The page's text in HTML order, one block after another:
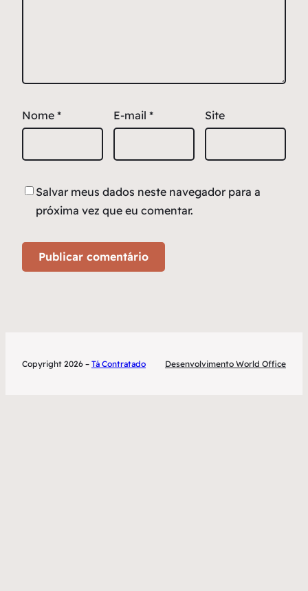
Nome * E-mail * Site
Salvar meus dados neste navegador para a
próxima vez que eu comentar.
Copyright 2026 – Tá Contratado Desenvolvimento World Office